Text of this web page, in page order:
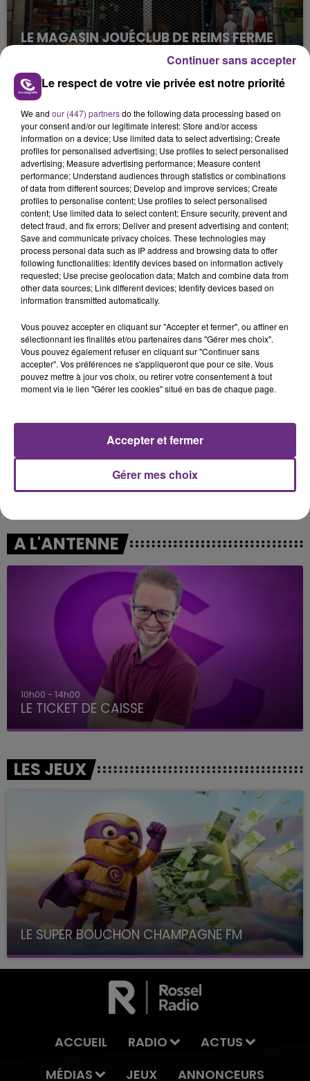
LE MAGASIN JOUÉCLUB DE REIMS FERME
C'était l'une des institutions du centre-ville
rémois. Le magasin JouéClub est contraint de
fermer ses portes.
TITRES DIFFUSÉS
19h20
19h20
ALEX WARREN
19h12
19h12
19h08
19h08 19h04
19h04
A L'ANTENNE
10h00 - 14h00
LE TICKET DE CAISSE
LES JEUX
LE SUPER BOUCHON CHAMPAGNE FM
avec La Famille Champagne FM, à 8H10
ACCUEIL RADIO
ACTUS
MÉDIAS
JEUX ANNONCEURS
Le respect de votre vie privée est notre priorité
We and our (447) partnersdo the following data processing based on
your consent and/or our legitimate interest: Store and/or access
information on a device; Use limited data to select advertising; Create
profiles for personalised advertising; Use profiles to select personalised
advertising; Measure advertising performance; Measure content
performance; Understand audiences through statistics or combinations
of data from different sources; Develop and improve services; Create
profiles to personalise content; Use profiles to select personalised
content; Use limited data to select content; Ensure security, prevent and
detect fraud, and fix errors; Deliver and present advertising and content;
Save and communicate privacy choices. These technologies may
process personal data such as IP address and browsing data to offer
following functionalities: Identify devices based on information actively
requested; Use precise geolocation data; Match and combine data from
other data sources; Link different devices; Identify devices based on
information transmitted automatically.
Vous pouvez accepter en cliquant sur "Accepter et fermer", ou affiner en
sélectionnant les finalités et/ou partenaires dans "Gérer mes choix".
Vous pouvez également refuser en cliquant sur "Continuer sans
accepter". Vos préférences ne s'appliqueront que pour ce site. Vous
pouvez mettre à jour vos choix, ou retirer votre consentement à tout
moment via le lien "Gérer les cookies" situé en bas de chaque page.
Gérer mes choix
Accepter et fermer
Continuer sans accepter